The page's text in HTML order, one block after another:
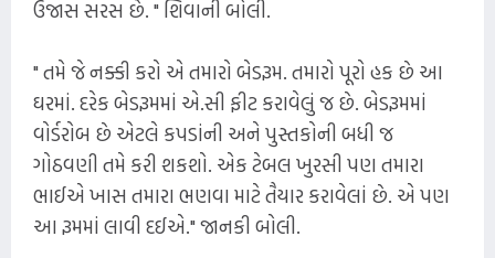
ઉજાસ સરસ છે. " શિવાની બોલી.
" તમે જે નક્કી કરો એ તમારો બેડરૂમ. તમારો પૂરો હક છે આ
ઘરમાં. દરેક બેડરૂમમાં એ.સી ફીટ કરાવેલું જ છે. બેડરૂમમાં
વોર્ડરોબ છે એટલે કપડાંની અને પુસ્તકોની બધી જ
ગોઠવણી તમે કરી શકશો. એક ટેબલ ખુરસી પણ તમારા
ભાઈએ ખાસ તમારા ભણવા માટે તૈયાર કરાવેલાં છે. એ પણ
આ રૂમમાં લાવી દઈએ." જાનકી બોલી.